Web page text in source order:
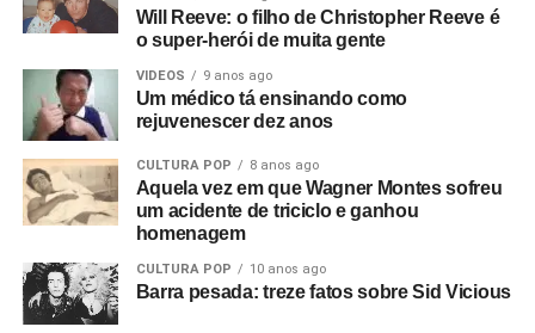
Will Reeve: o filho de Christopher Reeve é
o super-herói de muita gente
VIDEOS 9 anos ago
Um médico tá ensinando como
rejuvenescer dez anos
CULTURA POP 8 anos ago
Aquela vez em que Wagner Montes sofreu
um acidente de triciclo e ganhou
homenagem
CULTURA POP 10 anos ago
Barra pesada: treze fatos sobre Sid Vicious